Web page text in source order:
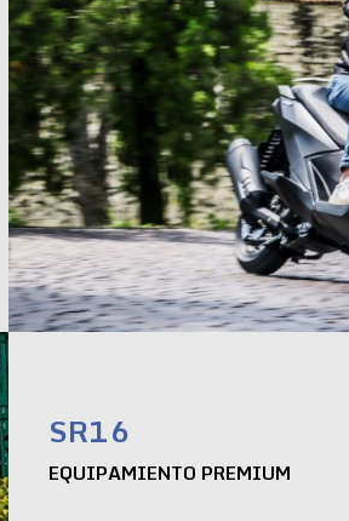
SR16
EQUIPAMIENTO PREMIUM